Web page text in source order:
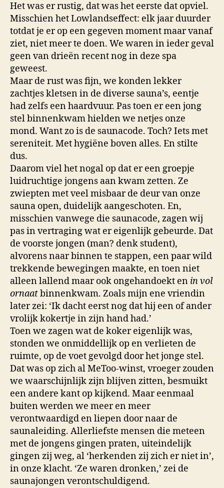
Het was er rustig, dat was het eerste dat opviel.
Misschien het Lowlandseffect: elk jaar duurder
totdat je er op een gegeven moment maar vanaf
ziet, niet meer te doen. We waren in ieder geval
geen van drieën recent nog in deze spa
geweest.
Maar de rust was fijn, we konden lekker
zachtjes kletsen in de diverse sauna’s, eentje
had zelfs een haardvuur. Pas toen er een jong
stel binnenkwam hielden we netjes onze
mond. Want zo is de saunacode. Toch? Iets met
sereniteit. Met hygiëne boven alles. En stilte
dus.
Daarom viel het nogal op dat er een groepje
luidruchtige jongens aan kwam zetten. Ze
zwiepten met veel misbaar de deur van onze
sauna open, duidelijk aangeschoten. En,
misschien vanwege die saunacode, zagen wij
pas in vertraging wat er eigenlijk gebeurde. Dat
de voorste jongen (man? denk student),
alvorens naar binnen te stappen, een paar wild
trekkende bewegingen maakte, en toen niet
alleen lallend maar ook ongehandoekt en in vol
ornaatbinnenkwam. Zoals mijn ene vriendin
later zei: ‘Ik dacht eerst nog dat hij een of ander
vrolijk kokertje in zijn hand had.’
Toen we zagen wat de koker eigenlijk was,
stonden we onmiddellijk op en verlieten de
ruimte, op de voet gevolgd door het jonge stel.
Dat was op zich al MeToo-winst, vroeger zouden
we waarschijnlijk zijn blijven zitten, besmuikt
een andere kant op kijkend. Maar eenmaal
buiten werden we meer en meer
verontwaardigd en liepen door naar de
saunaleiding. Allerliefste mensen die meteen
met de jongens gingen praten, uiteindelijk
gingen zij weg, al ‘herkenden zij zich er niet in’,
in onze klacht. ‘Ze waren dronken,’ zei de
saunajongen verontschuldigend.